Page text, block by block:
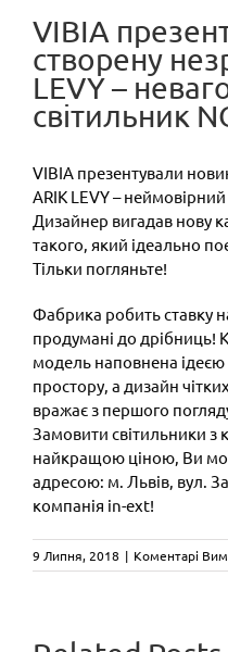
VIBIA
створену
LEVY –
світильник
VIBIA презентували
ARIK LEVY –
Дизайнер вигадав нову
такого, який ідеально
Тільки погляньте!
Фабрика робить ставку
продумані до дрібниць!
модель наповнена
простору, а дизайн
вражає з першого
Замовити світильники з
найкращою ціною, Ви
адресою: м. Львів, вул.
компанія in-ext!
9 Липня, 2018 | Коментарі